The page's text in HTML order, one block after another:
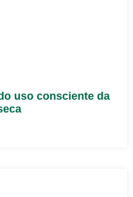
uso consciente da